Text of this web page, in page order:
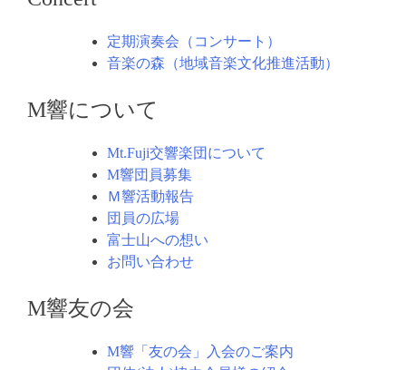
定期演奏会（コンサート）
音楽の森（地域音楽文化推進活動）
M響について
Mt.Fuji交響楽団について
M響団員募集
Ｍ響活動報告
団員の広場
富士山への想い
お問い合わせ
M響友の会
M響「友の会」入会のご案内